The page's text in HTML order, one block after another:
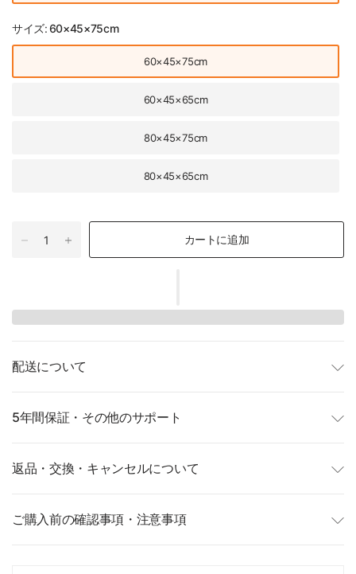
サイズ:60×45×75cm
60×45×75cm
60×45×65cm
80×45×75cm
80×45×65cm
カートに追加
配送について
5年間保証・その他のサポート
返品・交換・キャンセルについて
ご購入前の確認事項・注意事項